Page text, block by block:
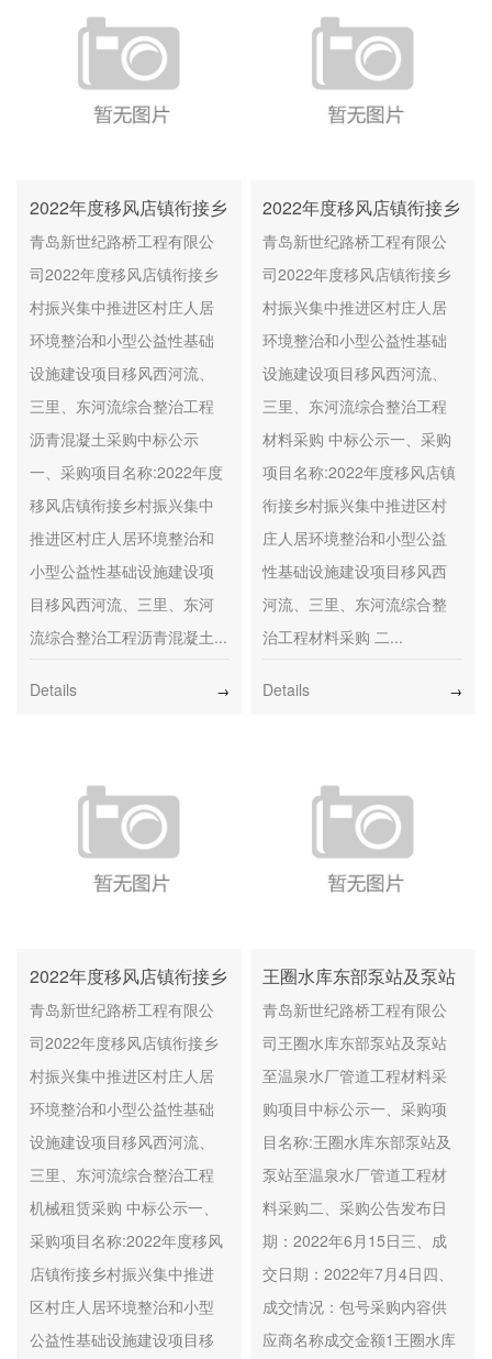
2022年度移风店镇衔接乡
村振兴集中推进区村庄人
居环境整治和小型公益性
基础设施建设项目移风西
河流、三里、东河流综合
整治工程 沥青混凝土采购
中标公示
青岛新世纪路桥工程有限公
司2022年度移风店镇衔接乡
村振兴集中推进区村庄人居
环境整治和小型公益性基础
设施建设项目移风西河流、
三里、东河流综合整治工程
沥青混凝土采购中标公示
一、采购项目名称:2022年度
移风店镇衔接乡村振兴集中
推进区村庄人居环境整治和
小型公益性基础设施建设项
目移风西河流、三里、东河
流综合整治工程沥青混凝土...
Details →
2022年度移风店镇衔接乡
村振兴集中推进区村庄人
居环境整治和小型公益性
基础设施建设项目移风西
河流、三里、东河流综合
整治工程材料采购 中标公
示
青岛新世纪路桥工程有限公
司2022年度移风店镇衔接乡
村振兴集中推进区村庄人居
环境整治和小型公益性基础
设施建设项目移风西河流、
三里、东河流综合整治工程
材料采购 中标公示一、采购
项目名称:2022年度移风店镇
衔接乡村振兴集中推进区村
庄人居环境整治和小型公益
性基础设施建设项目移风西
河流、三里、东河流综合整
治工程材料采购 二...
Details →
2022年度移风店镇衔接乡
村振兴集中推进区村庄人
居环境整治和小型公益性
基础设施建设项目移风西
河流、三里、东河流综合
整治工程机械租赁采购 中
标公示
青岛新世纪路桥工程有限公
司2022年度移风店镇衔接乡
村振兴集中推进区村庄人居
环境整治和小型公益性基础
设施建设项目移风西河流、
三里、东河流综合整治工程
机械租赁采购 中标公示一、
采购项目名称:2022年度移风
店镇衔接乡村振兴集中推进
区村庄人居环境整治和小型
公益性基础设施建设项目移
王圈水库东部泵站及泵站
至温泉水厂管道工程材料
采购项目 中标公示
青岛新世纪路桥工程有限公
司王圈水库东部泵站及泵站
至温泉水厂管道工程材料采
购项目中标公示一、采购项
目名称:王圈水库东部泵站及
泵站至温泉水厂管道工程材
料采购二、采购公告发布日
期：2022年6月15日三、成
交日期：2022年7月4日四、
成交情况：包号采购内容供
应商名称成交金额1王圈水库